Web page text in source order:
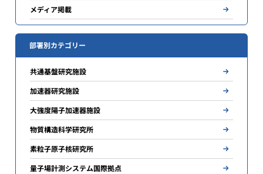
メディア掲載
部署別カテゴリー
共通基盤研究施設
加速器研究施設
大強度陽子加速器施設
物質構造科学研究所
素粒子原子核研究所
量子場計測システム国際拠点